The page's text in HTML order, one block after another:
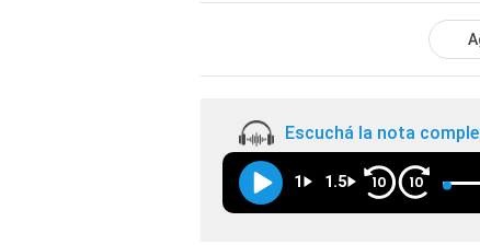
Escuchá la nota
1 1.5 10 10